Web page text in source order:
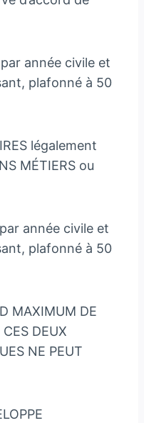
par année civile et
plafonné à 50
légalement
MÉTIERS ou
par année civile et
plafonné à 50
MAXIMUM DE
DEUX
NE PEUT